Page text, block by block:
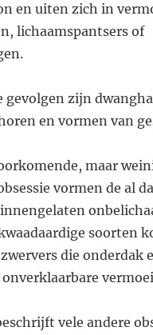
en uiten zich in
lichaamspantsers of
gevolgen zijn
en vormen van
maar
vormen de al
soorten
die onderdak
vele andere